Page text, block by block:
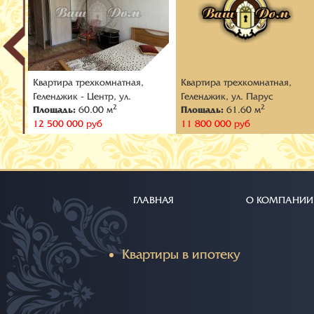
Квартира трехкомнатная,
Геленджик - Центр, ул.
Тельмана
Площадь:60.00 м2
12 500 000 руб
Квартира трехкомнатная,
Геленджик, ул. Парус
Площадь:61.60 м2
11 800 000 руб
ГЛАВНАЯ О КОМПАНИИ
Квартиры в ипотеку